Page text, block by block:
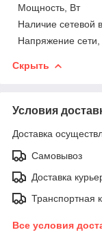
Мощность, Вт
Наличие сетевой
Напряжение
Скрыть
Условия
Доставка
Самовывоз
Доставка
Транспортная
Все условия